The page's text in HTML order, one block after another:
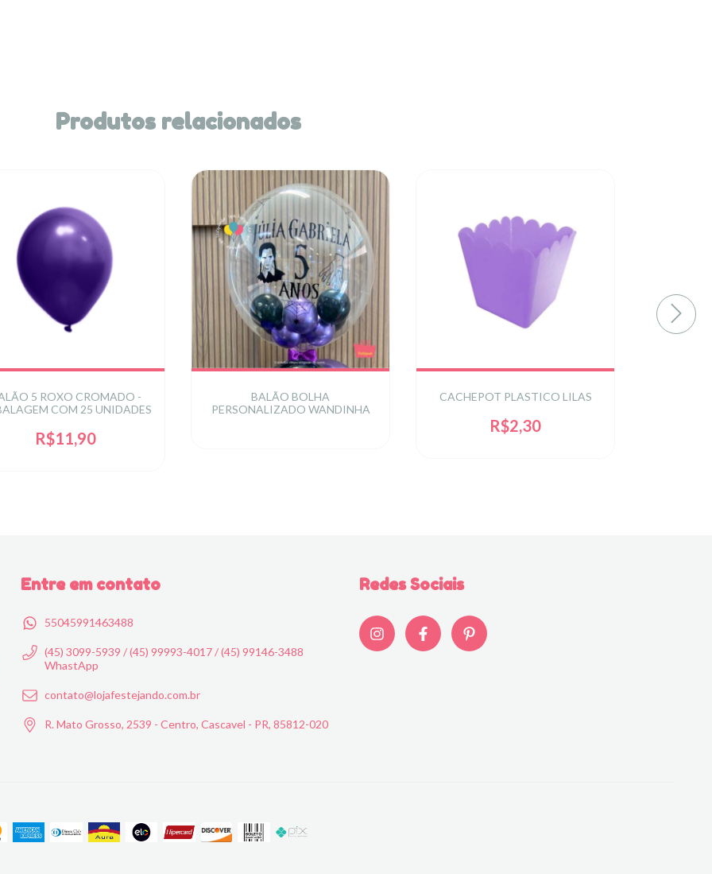
Produtos relacionados
5 ROXO CROMADO -
COM 25 UNIDADES
R$11,90
BALÃO BOLHA
PERSONALIZADO WANDINHA
CACHEPOT PLASTICO LILAS
R$2,30
Entre em contato
55045991463488
(45) 3099-5939 / (45) 99993-4017 / (45) 99146-3488
WhastApp
contato@lojafestejando.com.br
R. Mato Grosso, 2539 - Centro, Cascavel - PR, 85812-020
Redes Sociais